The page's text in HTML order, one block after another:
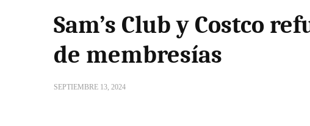
Sam’s Club y Costco
de membresías
SEPTIEMBRE 13, 2024